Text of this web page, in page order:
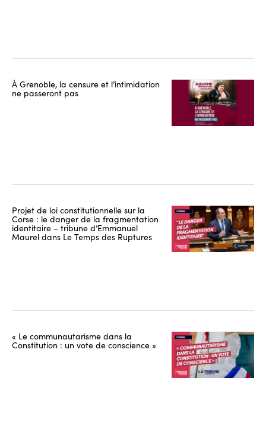
À Grenoble, la censure et l’intimidation
ne passeront pas
Projet de loi constitutionnelle sur la
Corse : le danger de la fragmentation
identitaire – tribune d’Emmanuel
Maurel dans Le Temps des Ruptures
« Le communautarisme dans la
Constitution : un vote de conscience »